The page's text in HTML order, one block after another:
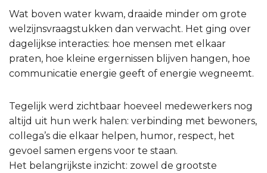
Wat boven water kwam, draaide minder om grote
welzijnsvraagstukken dan verwacht. Het ging over
dagelijkse interacties: hoe mensen met elkaar
praten, hoe kleine ergernissen blijven hangen, hoe
communicatie energie geeft of energie wegneemt.
Tegelijk werd zichtbaar hoeveel medewerkers nog
altijd uit hun werk halen: verbinding met bewoners,
collega’s die elkaar helpen, humor, respect, het
gevoel samen ergens voor te staan.
Het belangrijkste inzicht: zowel de grootste